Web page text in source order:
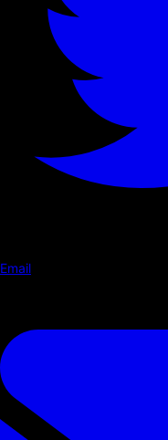
Email